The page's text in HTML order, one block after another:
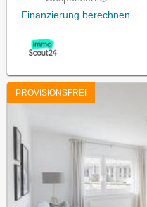
Finanzierung berechnen
PROVISIONSFREI